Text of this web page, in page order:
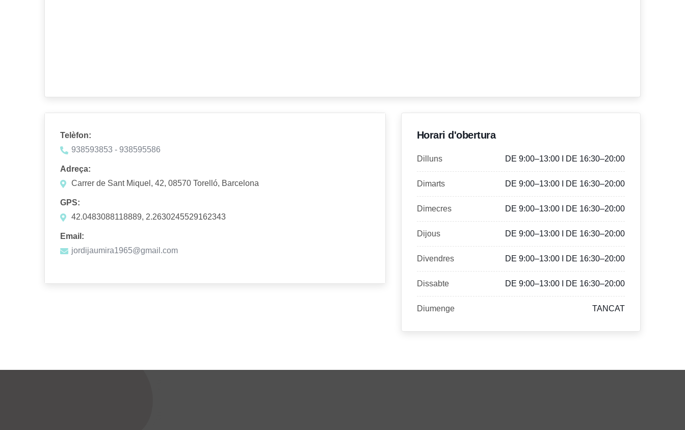
Telèfon:
938593853 - 938595586
Adreça:
Carrer de Sant Miquel, 42, 08570 Torelló, Barcelona
GPS:
42.0483088118889, 2.2630245529162343
Email:
jordijaumira1965@gmail.com
Horari d'obertura
Dilluns DE 9:00–13:00 I DE 16:30–20:00
Dimarts DE 9:00–13:00 I DE 16:30–20:00
Dimecres DE 9:00–13:00 I DE 16:30–20:00
Dijous DE 9:00–13:00 I DE 16:30–20:00
Divendres DE 9:00–13:00 I DE 16:30–20:00
Dissabte DE 9:00–13:00 I DE 16:30–20:00
Diumenge TANCAT